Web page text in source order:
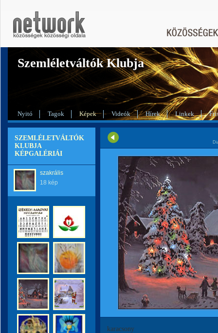
Szemléletváltók Klubja
Nyitó Tagok Képek Videók Hírek Linkek
SZEMLÉLETVÁLTÓK
KLUBJA
KÉPGALÉRIÁI
szakrális
18 kép
karacsony